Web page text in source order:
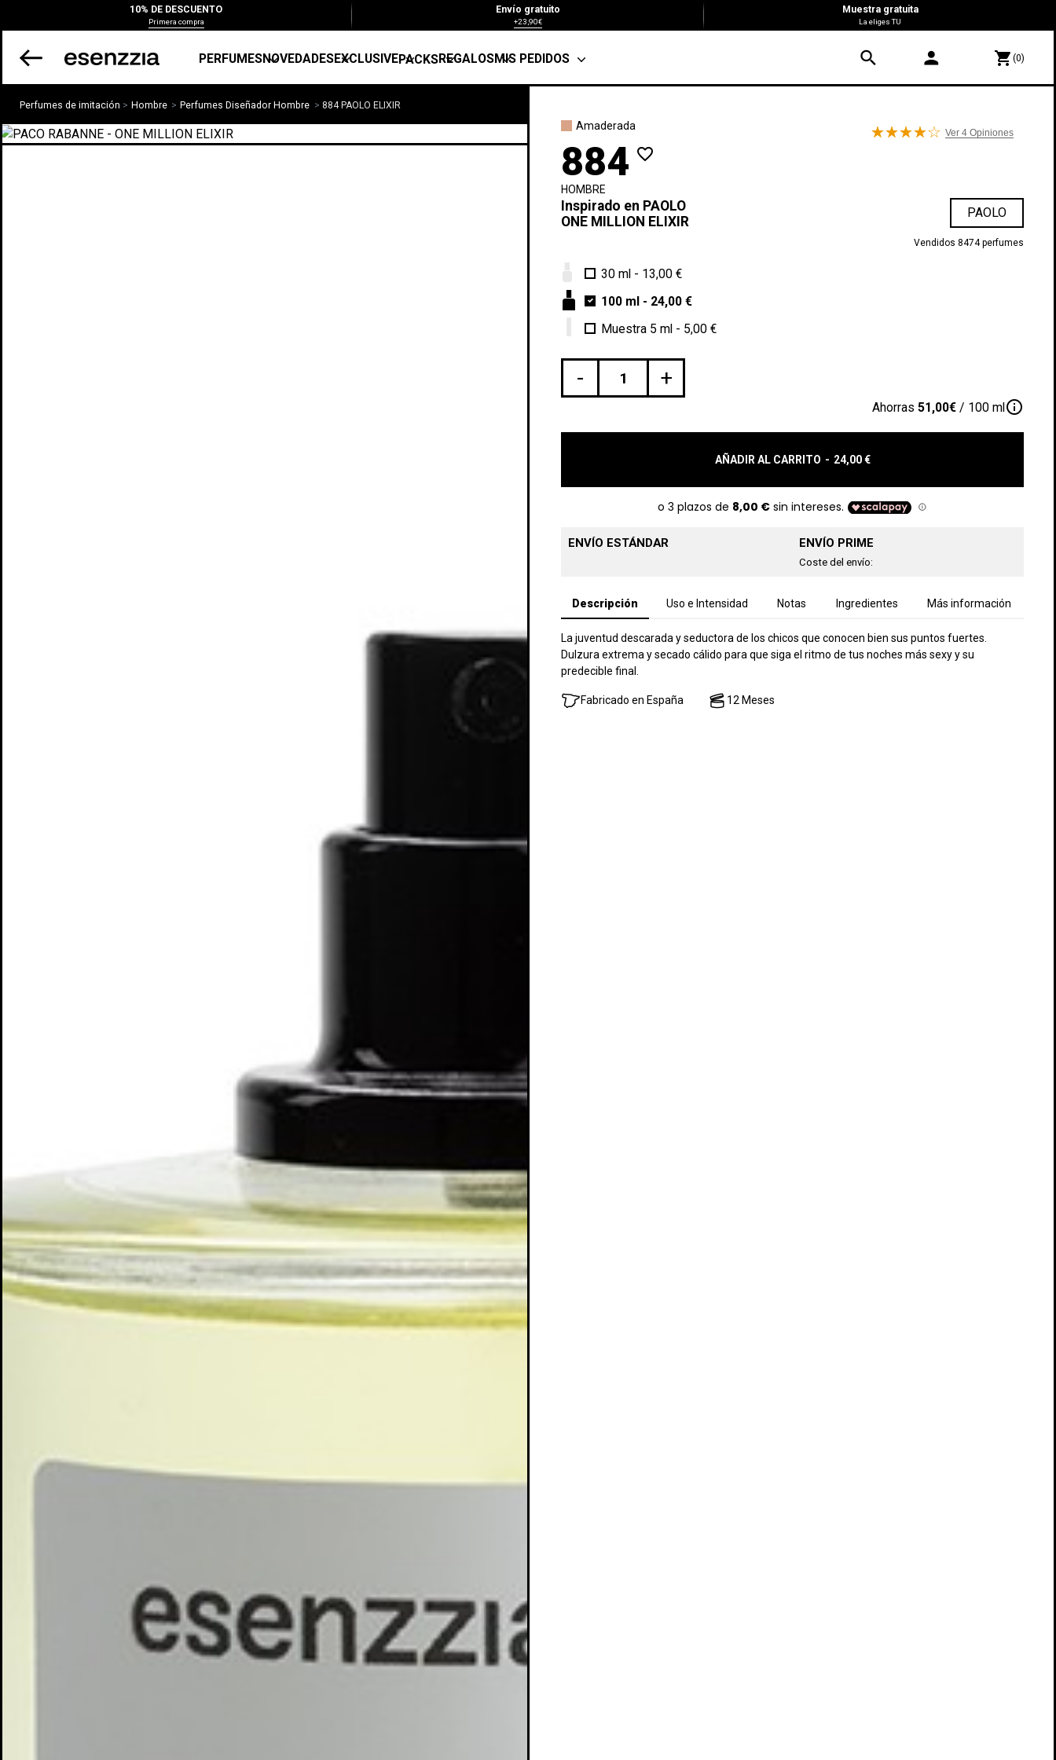
Crear lista de deseos
10% DE DESCUENTO
Primera compra
Envío gratuito
+23,90€
Muestra gratuita
La eliges TU
PERFUMESNOVEDADESEXCLUSIVEPACKSREGALOSMIS PEDIDOS search person shopping_cart(0)
Perfumes de imitación Hombre Perfumes Diseñador Hombre 884 PAOLO ELIXIR
Amaderada
Ver 4 Opiniones
884 favorite_border
HOMBRE
Inspirado en PAOLO
ONE MILLION ELIXIR
PAOLO
Vendidos 8474 perfumes
30 ml - 13,00 €
100 ml - 24,00 €
Muestra 5 ml - 5,00 €
- +
Ahorras 51,00€ / 100 mlinfo_outline
AÑADIR AL CARRITO - 24,00 €
ENVÍO ESTÁNDAR ENVÍO PRIME
Coste del envío:
Descripción Uso e Intensidad Notas Ingredientes Más información
La juventud descarada y seductora de los chicos que conocen bien sus puntos fuertes.
Dulzura extrema y secado cálido para que siga el ritmo de tus noches más sexy y su
predecible final.
Fabricado en España 12 Meses